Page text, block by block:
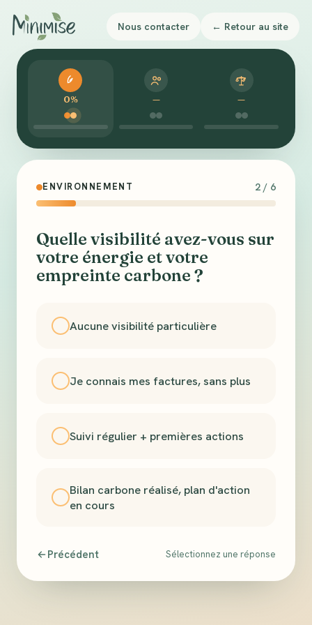
Nous contacter ← Retour au site
0% — —
ENVIRONNEMENT 2 / 6
Quelle visibilité avez-vous sur
votre énergie et votre
empreinte carbone ?
Aucune visibilité particulière
Je connais mes factures, sans plus
Suivi régulier + premières actions
Bilan carbone réalisé, plan d'action
en cours
Précédent Sélectionnez une réponse